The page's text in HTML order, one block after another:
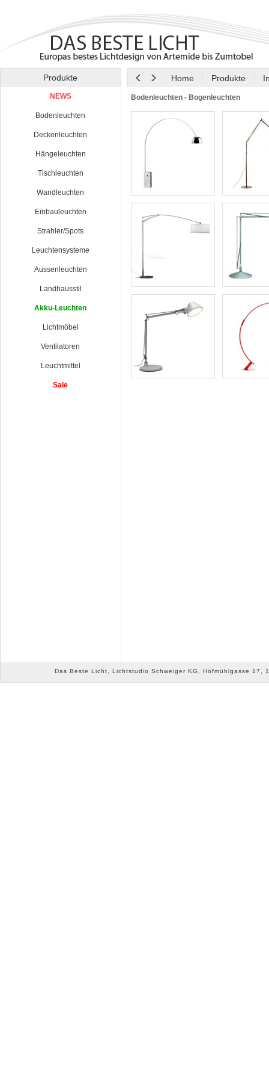
Produkte Home Produkte
NEWS
Bodenleuchten
Deckenleuchten
Hängeleuchten
Tischleuchten
Wandleuchten
Einbauleuchten
Strahler/Spots
Leuchtensysteme
Aussenleuchten
Landhausstil
Akku-Leuchten
Lichtmöbel
Ventilatoren
Leuchtmittel
Sale
Bodenleuchten - Bogenleuchten
Das Beste Licht, Lichtstudio Schweiger KG, Hofmühlgasse